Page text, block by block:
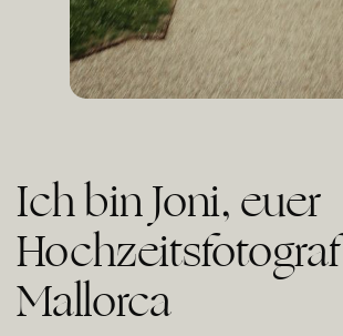
Ich bin Joni, euer
Hochzeitsfotograf
Mallorca